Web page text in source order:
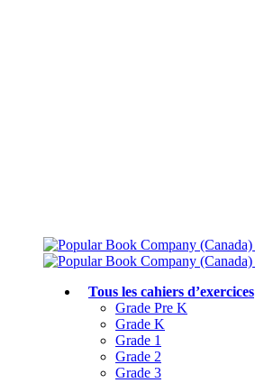
Tous les cahiers d’exercices
Grade Pre K
Grade K
Grade 1
Grade 2
Grade 3